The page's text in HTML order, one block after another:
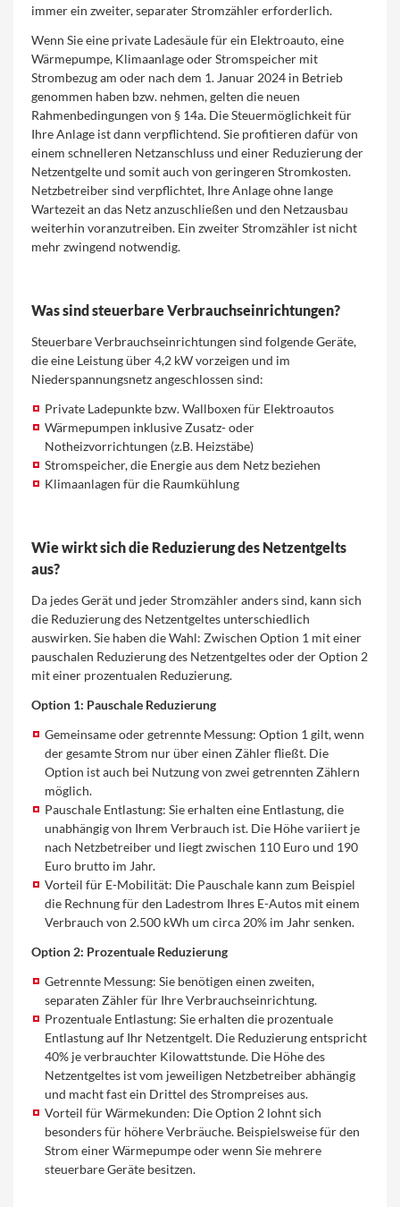
immer ein zweiter, separater Stromzähler erforderlich.
Wenn Sie eine private Ladesäule für ein Elektroauto, eine
Wärmepumpe, Klimaanlage oder Stromspeicher mit
Strombezug am oder nach dem 1. Januar 2024 in Betrieb
genommen haben bzw. nehmen, gelten die neuen
Rahmenbedingungen von § 14a. Die Steuermöglichkeit für
Ihre Anlage ist dann verpflichtend. Sie profitieren dafür von
einem schnelleren Netzanschluss und einer Reduzierung der
Netzentgelte und somit auch von geringeren Stromkosten.
Netzbetreiber sind verpflichtet, Ihre Anlage ohne lange
Wartezeit an das Netz anzuschließen und den Netzausbau
weiterhin voranzutreiben. Ein zweiter Stromzähler ist nicht
mehr zwingend notwendig.
Was sind steuerbare Verbrauchseinrichtungen?
Steuerbare Verbrauchseinrichtungen sind folgende Geräte,
die eine Leistung über 4,2 kW vorzeigen und im
Niederspannungsnetz angeschlossen sind:
Private Ladepunkte bzw. Wallboxen für Elektroautos
Wärmepumpen inklusive Zusatz- oder
Notheizvorrichtungen (z.B. Heizstäbe)
Stromspeicher, die Energie aus dem Netz beziehen
Klimaanlagen für die Raumkühlung
Wie wirkt sich die Reduzierung des Netzentgelts
aus?
Da jedes Gerät und jeder Stromzähler anders sind, kann sich
die Reduzierung des Netzentgeltes unterschiedlich
auswirken. Sie haben die Wahl: Zwischen Option 1 mit einer
pauschalen Reduzierung des Netzentgeltes oder der Option 2
mit einer prozentualen Reduzierung.
Option 1: Pauschale Reduzierung
Gemeinsame oder getrennte Messung: Option 1 gilt, wenn
der gesamte Strom nur über einen Zähler fließt. Die
Option ist auch bei Nutzung von zwei getrennten Zählern
möglich.
Pauschale Entlastung: Sie erhalten eine Entlastung, die
unabhängig von Ihrem Verbrauch ist. Die Höhe variiert je
nach Netzbetreiber und liegt zwischen 110 Euro und 190
Euro brutto im Jahr.
Vorteil für E-Mobilität: Die Pauschale kann zum Beispiel
die Rechnung für den Ladestrom Ihres E-Autos mit einem
Verbrauch von 2.500 kWh um circa 20% im Jahr senken.
Option 2: Prozentuale Reduzierung
Getrennte Messung: Sie benötigen einen zweiten,
separaten Zähler für Ihre Verbrauchseinrichtung.
Prozentuale Entlastung: Sie erhalten die prozentuale
Entlastung auf Ihr Netzentgelt. Die Reduzierung entspricht
40% je verbrauchter Kilowattstunde. Die Höhe des
Netzentgeltes ist vom jeweiligen Netzbetreiber abhängig
und macht fast ein Drittel des Strompreises aus.
Vorteil für Wärmekunden: Die Option 2 lohnt sich
besonders für höhere Verbräuche. Beispielsweise für den
Strom einer Wärmepumpe oder wenn Sie mehrere
steuerbare Geräte besitzen.